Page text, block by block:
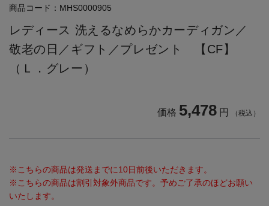
商品コード： MHS0000905
レディース 洗えるなめらかカーディガン／
敬老の日／ギフト／プレゼント 【CF】
（Ｌ．グレー）
価格 5,478 円 （税込）
※こちらの商品は発送までに10日前後いただきます。
※こちらの商品は割引対象外商品です。予めご了承のほどお願い
いたします。